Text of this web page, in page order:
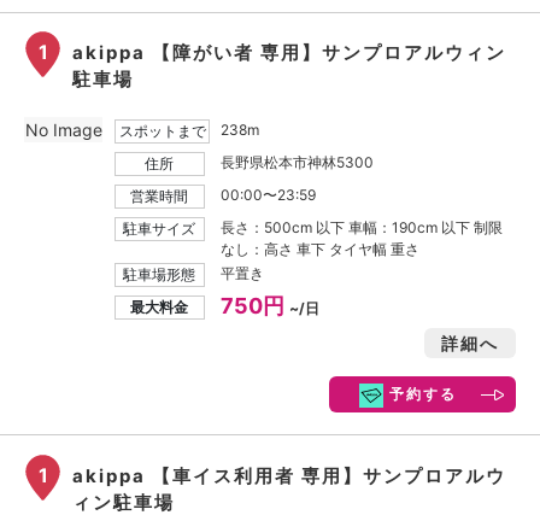
1
akippa 【障がい者 専用】サンプロアルウィン
駐車場
スポットまで
238m
住所
長野県松本市神林5300
営業時間
00:00〜23:59
駐車サイズ
長さ：500cm 以下 車幅：190cm 以下 制限
なし：高さ 車下 タイヤ幅 重さ
駐車場形態
平置き
最大料金
750円 ~/日
詳細へ
予約する
No Image
1
akippa 【車イス利用者 専用】サンプロアルウ
ィン駐車場